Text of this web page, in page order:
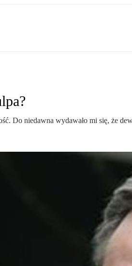
Do niedawna wydawało mi się, że